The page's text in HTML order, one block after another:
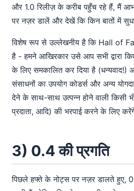
और 1.0 रिलीज़ के करीब पहुँच रहे हैं, मैं
पर नज़र डालें और देखें कि किन बातों में
विशेष रूप से उल्लेखनीय है कि Hall of
है - हमने आखिरकार उसे आप सभी द्वारा
के लिए समकालित कर दिया है (धन्यवाद!)
संसाधनों का उपयोग कोडर्स और अन्य
देने के साथ-साथ उत्पन्न होने वाली किसी
प्रदाता, आदि) की भरपाई करने के लिए
3) 0.4 की प्रगति
पिछले हफ्ते के नोट्स पर नज़र डालते हुए,